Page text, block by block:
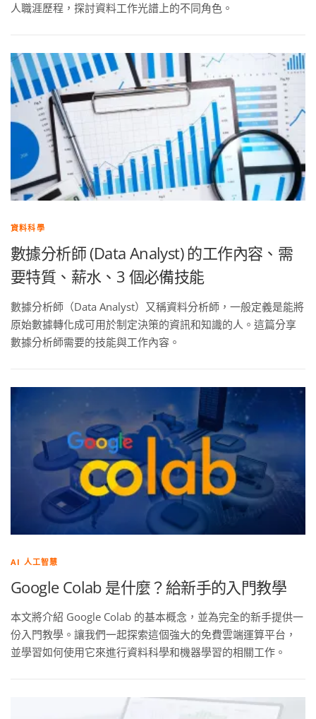
人職涯歷程，探討資料工作光譜上的不同角色。
資料科學
數據分析師 (Data Analyst) 的工作內容、需
要特質、薪水、3 個必備技能
數據分析師（Data Analyst）又稱資料分析師，一般定義是能將
原始數據轉化成可用於制定決策的資訊和知識的人。這篇分享
數據分析師需要的技能與工作內容。
AI 人工智慧
Google Colab 是什麼？給新手的入門教學
本文將介紹 Google Colab 的基本概念，並為完全的新手提供一
份入門教學。讓我們一起探索這個強大的免費雲端運算平台，
並學習如何使用它來進行資料科學和機器學習的相關工作。